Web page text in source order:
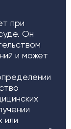
при
Он
и может
или